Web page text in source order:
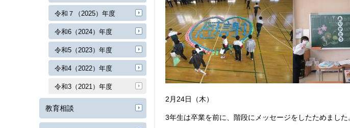
令和７（2025）年度
令和6（2024）年度
令和5（2023）年度
令和4（2022）年度
令和3（2021）年度
教育相談
2月24日（木）
3年生は卒業を前に、階段にメッセージをしたためまし